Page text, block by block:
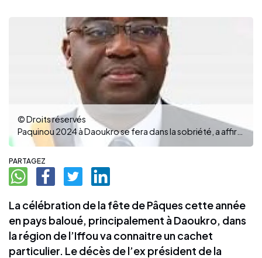
© Droits réservés
Paquinou 2024 à Daoukro se fera dans la sobriété, a affirmé le député Akoto Olivier. (Ph : DR)
PARTAGEZ
La célébration de la fête de Pâques cette année
en pays baloué, principalement à Daoukro, dans
la région de l’Iffou va connaitre un cachet
particulier. Le décès de l’ex président de la